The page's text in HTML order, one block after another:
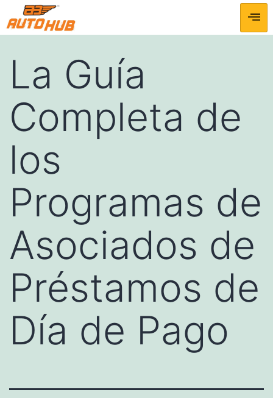
La Guía
Completa de
los
Programas de
Asociados de
Préstamos de
Día de Pago